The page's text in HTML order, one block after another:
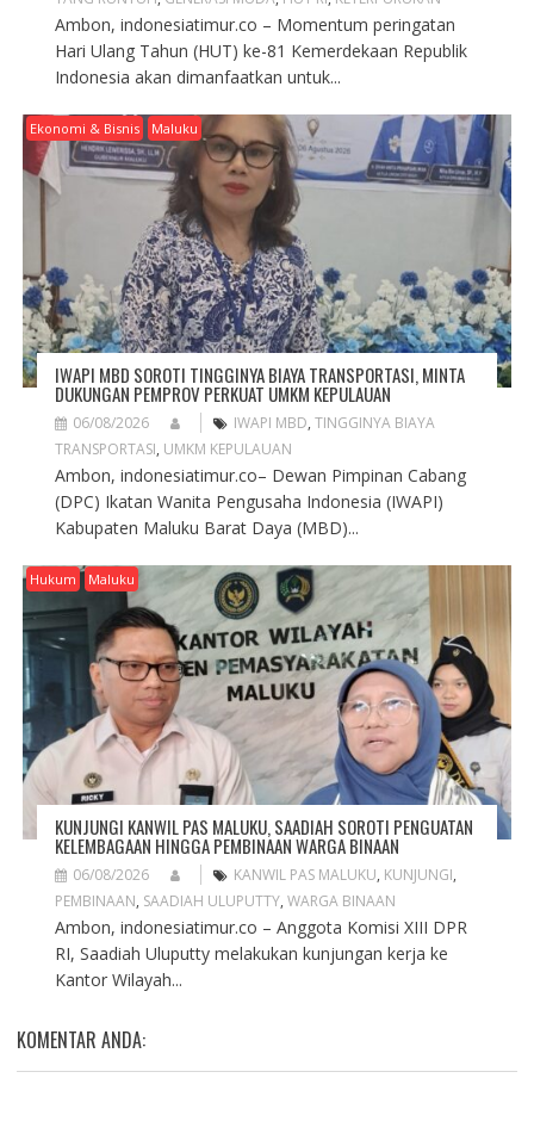
Ambon, indonesiatimur.co – Momentum peringatan
Hari Ulang Tahun (HUT) ke-81 Kemerdekaan Republik
Indonesia akan dimanfaatkan untuk...
Ekonomi & Bisnis Maluku
IWAPI MBD SOROTI TINGGINYA BIAYA TRANSPORTASI, MINTA
DUKUNGAN PEMPROV PERKUAT UMKM KEPULAUAN
06/08/2026 IWAPI MBD, TINGGINYA BIAYA
TRANSPORTASI, UMKM KEPULAUAN
Ambon, indonesiatimur.co– Dewan Pimpinan Cabang
(DPC) Ikatan Wanita Pengusaha Indonesia (IWAPI)
Kabupaten Maluku Barat Daya (MBD)...
Hukum Maluku
KUNJUNGI KANWIL PAS MALUKU, SAADIAH SOROTI PENGUATAN
KELEMBAGAAN HINGGA PEMBINAAN WARGA BINAAN
06/08/2026 KANWIL PAS MALUKU, KUNJUNGI,
PEMBINAAN, SAADIAH ULUPUTTY, WARGA BINAAN
Ambon, indonesiatimur.co – Anggota Komisi XIII DPR
RI, Saadiah Uluputty melakukan kunjungan kerja ke
Kantor Wilayah...
KOMENTAR ANDA: